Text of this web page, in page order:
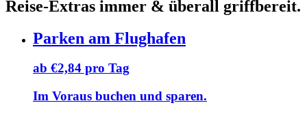
Reise-Extras immer & überall griffbereit.
Parken am Flughafen
ab €2,84 pro Tag
Im Voraus buchen und sparen.